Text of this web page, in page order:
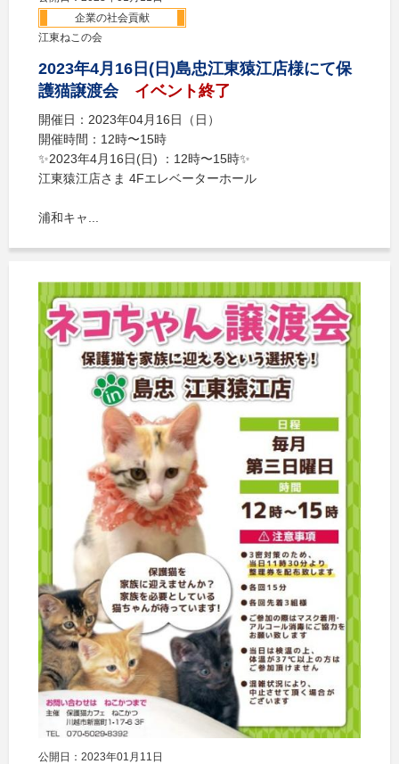
企業の社会貢献
江東ねこの会
2023年4月16日(日)島忠江東猿江店様にて保
護猫譲渡会
イベント終了
開催日：2023年04月16日（日）
開催時間：12時〜15時
✨2023年4月16日(日) ：12時〜15時✨
江東猿江店さま 4Fエレベーターホール
浦和キャ...
公開日：2023年01月11日